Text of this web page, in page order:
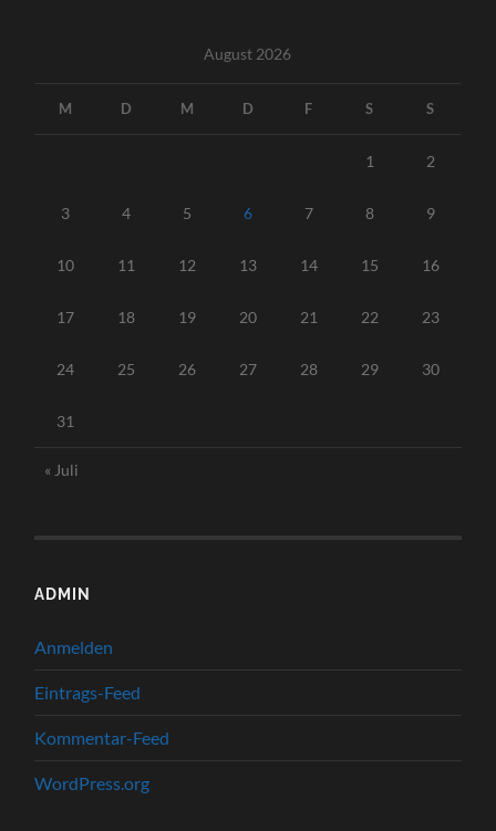
August 2026
M D M D F S S
1 2
3 4 5 6 7 8 9
10 11 12 13 14 15 16
17 18 19 20 21 22 23
24 25 26 27 28 29 30
31
« Juli
ADMIN
Anmelden
Eintrags-Feed
Kommentar-Feed
WordPress.org